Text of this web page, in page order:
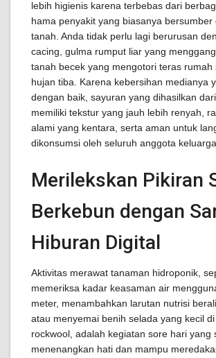
lebih higienis karena terbebas dari
hama penyakit yang biasanya bersumber
tanah. Anda tidak perlu lagi berurusan
cacing, gulma rumput liar yang
tanah becek yang mengotori teras rumah
hujan tiba. Karena kebersihan medianya
dengan baik, sayuran yang dihasilkan
memiliki tekstur yang jauh lebih renyah,
alami yang kentara, serta aman untuk
dikonsumsi oleh seluruh anggota
Merilekskan Pikiran
Berkebun dengan
Hiburan Digital
Aktivitas merawat tanaman hidroponik,
memeriksa kadar keasaman air
meter, menambahkan larutan nutrisi
atau menyemai benih selada yang kecil
rockwool, adalah kegiatan sore hari yang
menenangkan hati dan mampu